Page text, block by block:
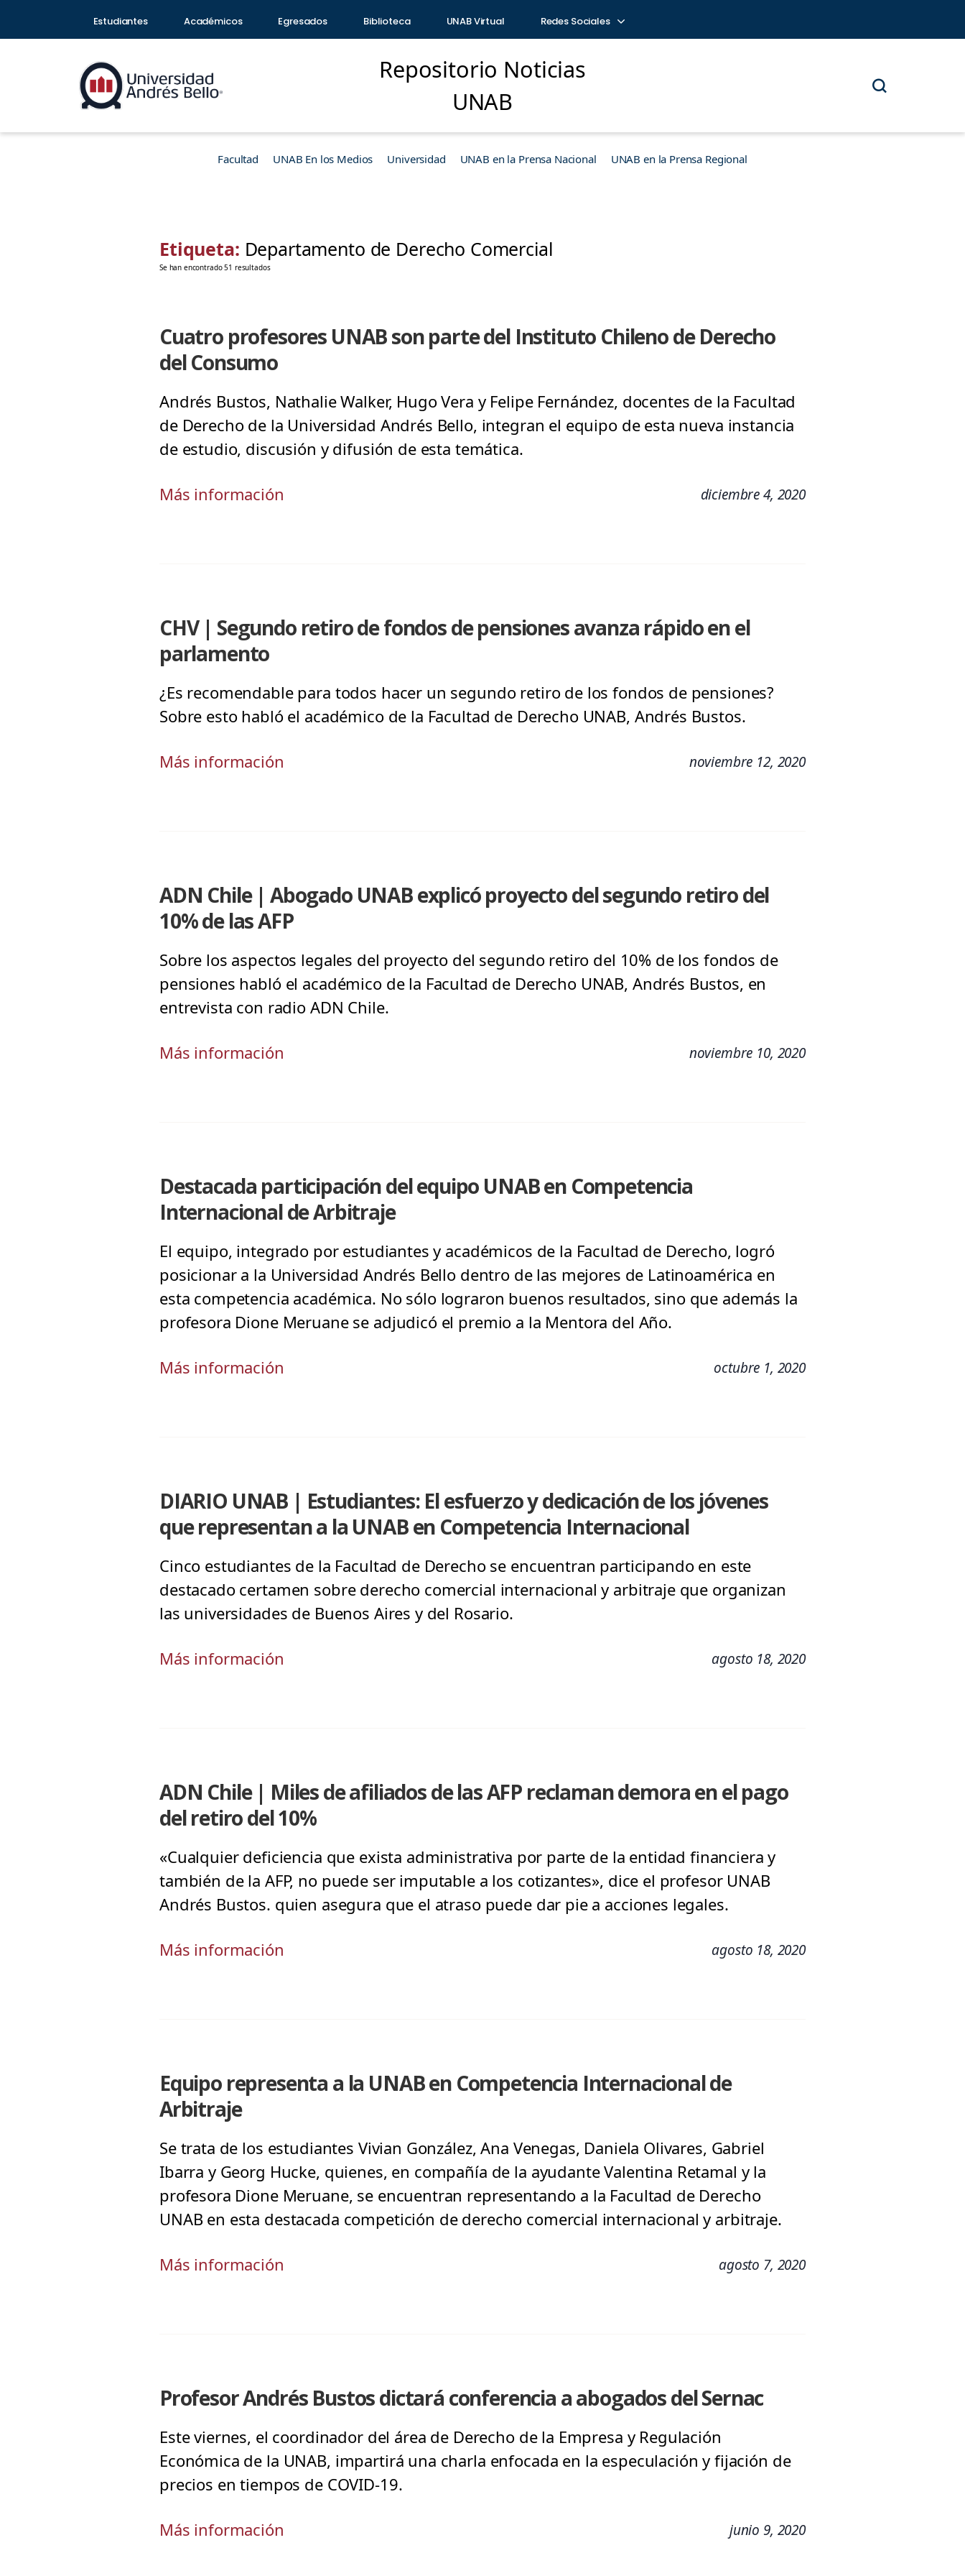
Estudiantes Académicos Egresados Biblioteca UNAB Virtual Redes Sociales
Repositorio Noticias
UNAB
Facultad UNAB En los Medios Universidad UNAB en la Prensa Nacional UNAB en la Prensa Regional
Etiqueta: Departamento de Derecho Comercial
Se han encontrado 51 resultados
Cuatro profesores UNAB son parte del Instituto Chileno de Derecho
del Consumo
Andrés Bustos, Nathalie Walker, Hugo Vera y Felipe Fernández, docentes de la Facultad
de Derecho de la Universidad Andrés Bello, integran el equipo de esta nueva instancia
de estudio, discusión y difusión de esta temática.
Más información diciembre 4, 2020
CHV | Segundo retiro de fondos de pensiones avanza rápido en el
parlamento
¿Es recomendable para todos hacer un segundo retiro de los fondos de pensiones?
Sobre esto habló el académico de la Facultad de Derecho UNAB, Andrés Bustos.
Más información noviembre 12, 2020
ADN Chile | Abogado UNAB explicó proyecto del segundo retiro del
10% de las AFP
Sobre los aspectos legales del proyecto del segundo retiro del 10% de los fondos de
pensiones habló el académico de la Facultad de Derecho UNAB, Andrés Bustos, en
entrevista con radio ADN Chile.
Más información noviembre 10, 2020
Destacada participación del equipo UNAB en Competencia
Internacional de Arbitraje
El equipo, integrado por estudiantes y académicos de la Facultad de Derecho, logró
posicionar a la Universidad Andrés Bello dentro de las mejores de Latinoamérica en
esta competencia académica. No sólo lograron buenos resultados, sino que además la
profesora Dione Meruane se adjudicó el premio a la Mentora del Año.
Más información octubre 1, 2020
DIARIO UNAB | Estudiantes: El esfuerzo y dedicación de los jóvenes
que representan a la UNAB en Competencia Internacional
Cinco estudiantes de la Facultad de Derecho se encuentran participando en este
destacado certamen sobre derecho comercial internacional y arbitraje que organizan
las universidades de Buenos Aires y del Rosario.
Más información agosto 18, 2020
ADN Chile | Miles de afiliados de las AFP reclaman demora en el pago
del retiro del 10%
«Cualquier deficiencia que exista administrativa por parte de la entidad financiera y
también de la AFP, no puede ser imputable a los cotizantes», dice el profesor UNAB
Andrés Bustos. quien asegura que el atraso puede dar pie a acciones legales.
Más información agosto 18, 2020
Equipo representa a la UNAB en Competencia Internacional de
Arbitraje
Se trata de los estudiantes Vivian González, Ana Venegas, Daniela Olivares, Gabriel
Ibarra y Georg Hucke, quienes, en compañía de la ayudante Valentina Retamal y la
profesora Dione Meruane, se encuentran representando a la Facultad de Derecho
UNAB en esta destacada competición de derecho comercial internacional y arbitraje.
Más información agosto 7, 2020
Profesor Andrés Bustos dictará conferencia a abogados del Sernac
Este viernes, el coordinador del área de Derecho de la Empresa y Regulación
Económica de la UNAB, impartirá una charla enfocada en la especulación y fijación de
precios en tiempos de COVID-19.
Más información junio 9, 2020